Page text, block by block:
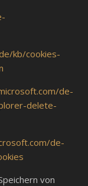
kb/cookies-
de-
delete-
de-
von